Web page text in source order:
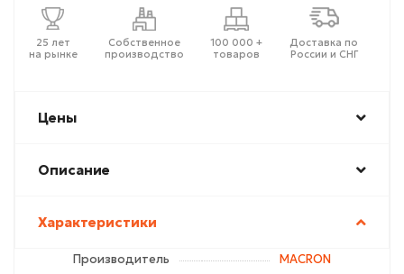
25 лет
на рынке
Собственное
производство
100 000 +
товаров
Доставка по
России и СНГ
Цены
Описание
Характеристики
Производитель
MACRON